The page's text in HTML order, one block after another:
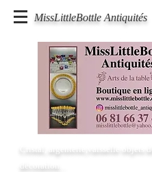
MissLittleBottle Antiquités
Cristal, argenterie,vaisselle objets de
décoration...